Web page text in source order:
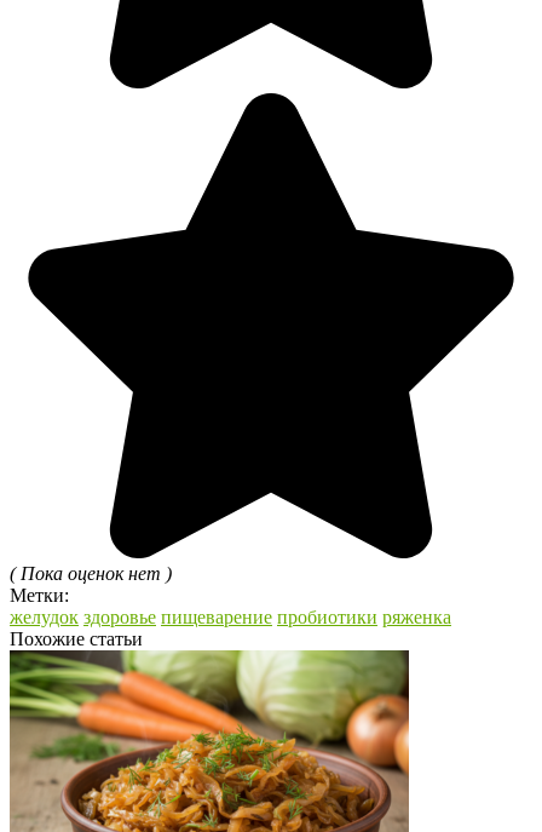
( Пока оценок нет )
Метки:
желудок здоровье пищеварение пробиотики ряженка
Похожие статьи